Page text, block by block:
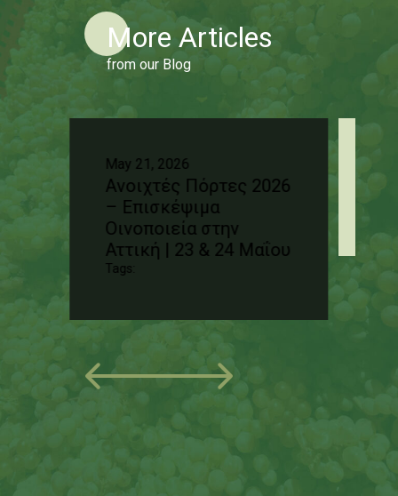
More Articles
from our Blog
May 21, 2026
Ανοιχτές Πόρτες 2026
– Επισκέψιμα
Οινοποιεία στην
Αττική | 23 & 24 Μαΐου
Tags: